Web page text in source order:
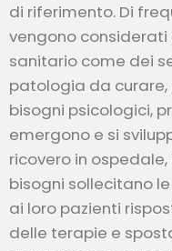
di riferimento. Di
vengono
sanitario come dei
patologia da
bisogni psicologici,
emergono e si
ricovero in
bisogni sollecitano
ai loro pazienti
delle terapie e